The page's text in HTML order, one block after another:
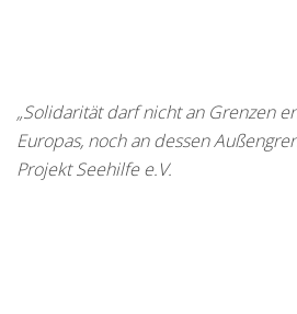
„Solidarität darf nicht an Grenzen
Europas, noch an dessen
Projekt Seehilfe e.V.